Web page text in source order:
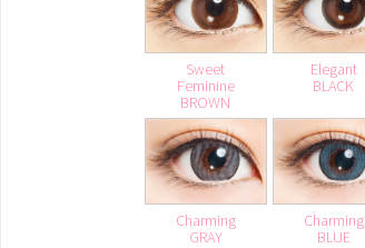
Sweet
Feminine
BROWN
Elegant
BLACK
Charming
GRAY
Charming
BLUE